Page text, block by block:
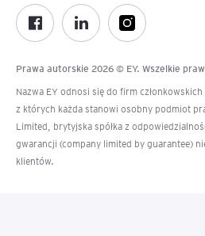
Prawa autorskie 2026 © EY. Wszelkie
Nazwa EY odnosi się do firm
z których każda stanowi osobny podmiot
Limited, brytyjska spółka z
gwarancji (company limited by guarantee)
klientów.